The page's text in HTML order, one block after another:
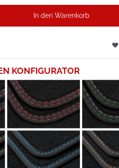
In den Warenkorb
KONFIGURATOR